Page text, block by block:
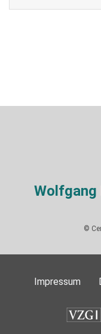
Wolfgang
©
Impressum